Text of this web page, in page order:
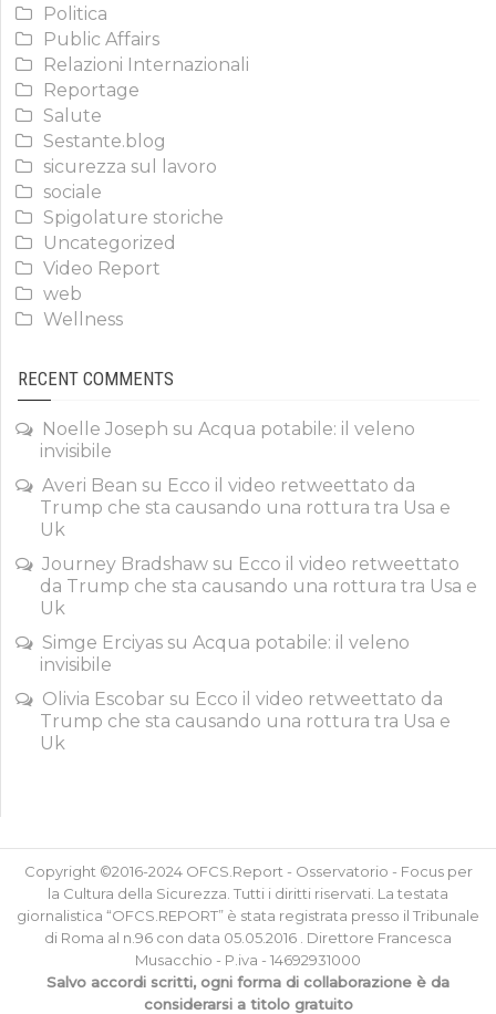
Politica
Public Affairs
Relazioni Internazionali
Reportage
Salute
Sestante.blog
sicurezza sul lavoro
sociale
Spigolature storiche
Uncategorized
Video Report
web
Wellness
RECENT COMMENTS
Noelle Joseph su Acqua potabile: il veleno
invisibile
Averi Bean su Ecco il video retweettato da
Trump che sta causando una rottura tra Usa e
Uk
Journey Bradshaw su Ecco il video retweettato
da Trump che sta causando una rottura tra Usa e
Uk
Simge Erciyas su Acqua potabile: il veleno
invisibile
Olivia Escobar su Ecco il video retweettato da
Trump che sta causando una rottura tra Usa e
Uk
Copyright ©2016-2024 OFCS.Report - Osservatorio - Focus per
la Cultura della Sicurezza. Tutti i diritti riservati. La testata
giornalistica “OFCS.REPORT” è stata registrata presso il Tribunale
di Roma al n.96 con data 05.05.2016 . Direttore Francesca
Musacchio - P.iva - 14692931000
Salvo accordi scritti, ogni forma di collaborazione è da
considerarsi a titolo gratuito